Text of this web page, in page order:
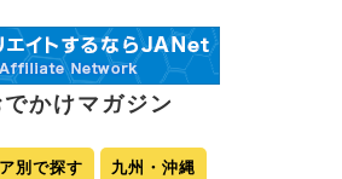
かけマガジン
別で探す 九州・沖縄